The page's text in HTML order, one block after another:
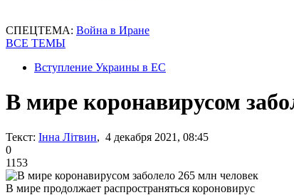
СПЕЦТЕМА: Война в Иране
ВСЕ ТЕМЫ
Вступление Украины в ЕС
В мире коронавирусом
Текст: Інна Літвин, 4 декабря 2021, 08:45
0
1153
В мире продолжает распространяться короновирус